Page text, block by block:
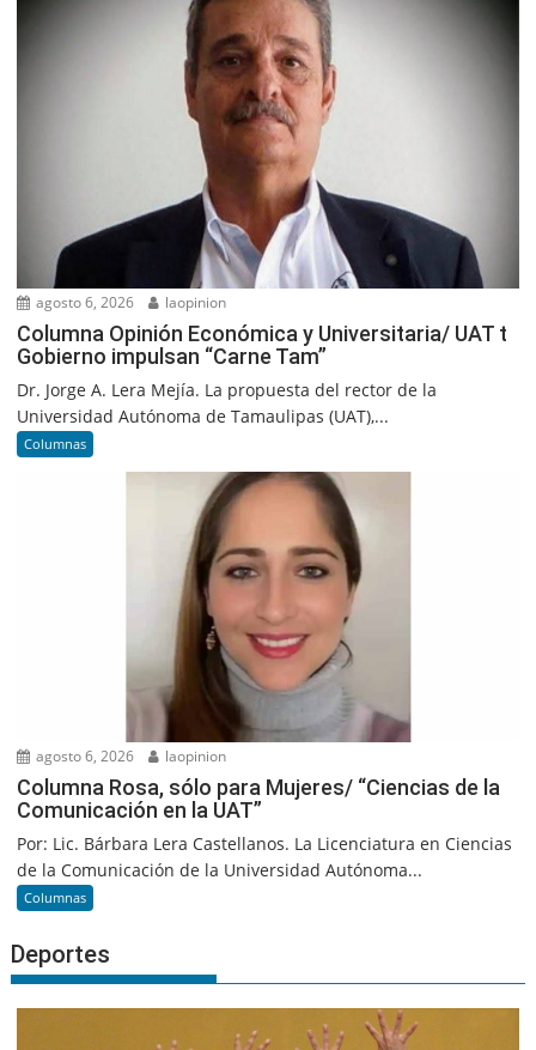
agosto 6, 2026 laopinion
Columna Opinión Económica y Universitaria/ UAT t
Gobierno impulsan “Carne Tam”
Dr. Jorge A. Lera Mejía. La propuesta del rector de la
Universidad Autónoma de Tamaulipas (UAT),...
Columnas
agosto 6, 2026 laopinion
Columna Rosa, sólo para Mujeres/ “Ciencias de la
Comunicación en la UAT”
Por: Lic. Bárbara Lera Castellanos. La Licenciatura en Ciencias
de la Comunicación de la Universidad Autónoma...
Columnas
Deportes